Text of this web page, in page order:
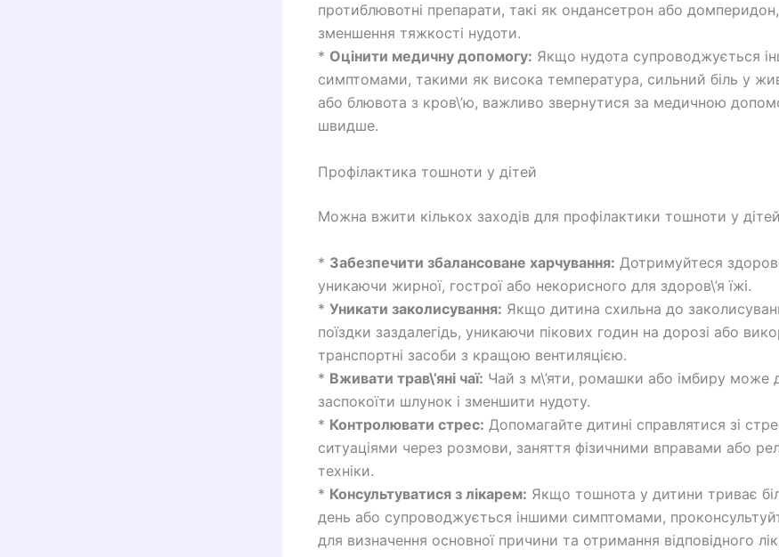
протиблювотні препарати, такі як ондансетрон або
зменшення тяжкості нудоти.
* Оцінити медичну допомогу: Якщо нудота супроводжується
симптомами, такими як висока температура, сильний біль у
або блювота з кров\’ю, важливо звернутися за медичною
швидше.
Профілактика тошноти у дітей
Можна вжити кількох заходів для профілактики тошноти у
* Забезпечити збалансоване харчування: Дотримуйтеся
уникаючи жирної, гострої або некорисного для здоров\’я їжі.
* Уникати заколисування: Якщо дитина схильна до
поїздки заздалегідь, уникаючи пікових годин на дорозі або
транспортні засоби з кращою вентиляцією.
* Вживати трав\’яні чаї: Чай з м\’яти, ромашки або імбиру може
заспокоїти шлунок і зменшити нудоту.
* Контролювати стрес: Допомагайте дитині справлятися зі
ситуаціями через розмови, заняття фізичними вправами або
техніки.
* Консультуватися з лікарем: Якщо тошнота у дитини триває
день або супроводжується іншими симптомами,
для визначення основної причини та отримання відповідного